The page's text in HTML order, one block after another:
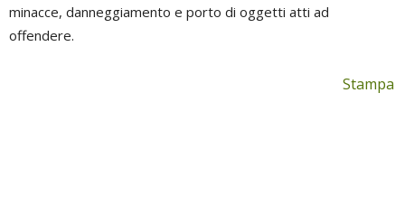
minacce, danneggiamento e porto di oggetti atti ad
offendere.
Stampa